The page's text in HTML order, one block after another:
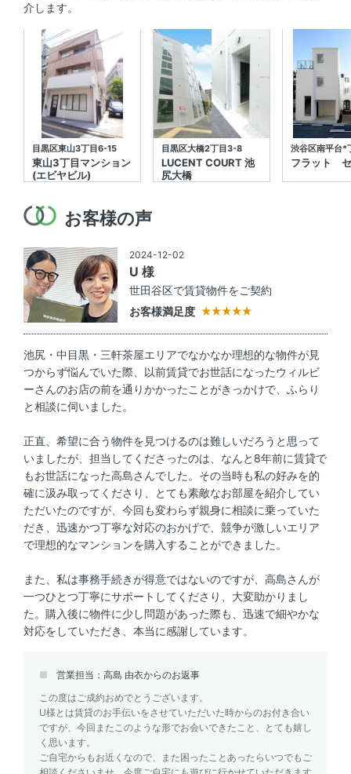
介します。
目黒区東山3丁目6-15
東山3丁目マンション
(エビヤビル)
目黒区大橋2丁目3-8
LUCENT COURT 池
尻大橋
渋谷区南平台*
フラット
お客様の声
2024-12-02
U 様
世田谷区で賃貸物件をご契約
お客様満足度
池尻・中目黒・三軒茶屋エリアでなかなか理想的な物件が見
つからず悩んでいた際、以前賃貸でお世話になったウィルビ
ーさんのお店の前を通りかかったことがきっかけで、ふらり
と相談に伺いました。
正直、希望に合う物件を見つけるのは難しいだろうと思って
いましたが、担当してくださったのは、なんと8年前に賃貸で
もお世話になった高島さんでした。その当時も私の好みを的
確に汲み取ってくださり、とても素敵なお部屋を紹介してい
ただいたのですが、今回も変わらず親身に相談に乗っていた
だき、迅速かつ丁寧な対応のおかげで、競争が激しいエリア
で理想的なマンションを購入することができました。
また、私は事務手続きが得意ではないのですが、高島さんが
一つひとつ丁寧にサポートしてくださり、大変助かりまし
た。購入後に物件に少し問題があった際も、迅速で細やかな
対応をしていただき、本当に感謝しています。
営業担当：高島 由衣からのお返事
この度はご成約おめでとうございます。
U様とは賃貸のお手伝いをさせていただいた時からのお付き合い
ですが、今回またこのような形でお会いできたこと、とても嬉し
く思います。
ご自宅からもお近くなので、また困ったことあったらいつでもご